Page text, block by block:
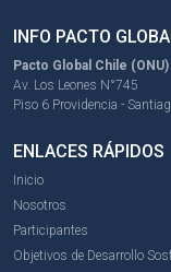
INFO PACTO
Pacto Global Chile (ONU)
Av. Los Leones N°745
Piso 6 Providencia -
ENLACES RÁPIDOS
Inicio
Nosotros
Participantes
Objetivos de Desarrollo